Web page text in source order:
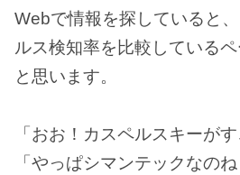
Webで情報を探していると
ルス検知率を比較している
と思います。
「おお！カスペルスキーが
「やっぱシマンテックなの